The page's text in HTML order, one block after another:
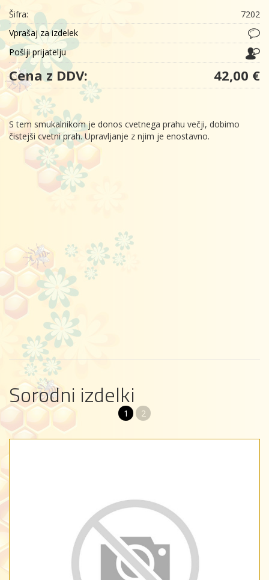
Šifra:
7202
Vprašaj za izdelek
Pošlji prijatelju
Cena z DDV: 42,00 €
S tem smukalnikom je donos cvetnega prahu večji, dobimo
čistejši cvetni prah. Upravljanje z njim je enostavno.
Sorodni izdelki
1 2